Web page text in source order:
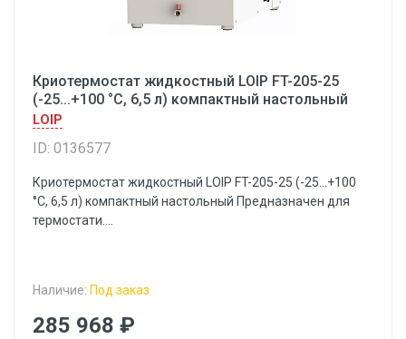
Криотермостат жидкостный LOIP FT-205-25
(-25...+100 °С, 6,5 л) компактный настольный
LOIP
ID: 0136577
Криотермостат жидкостный LOIP FT-205-25 (-25...+100
°С, 6,5 л) компактный настольный Предназначен для
термостати....
Наличие: Под заказ
285 968 ₽